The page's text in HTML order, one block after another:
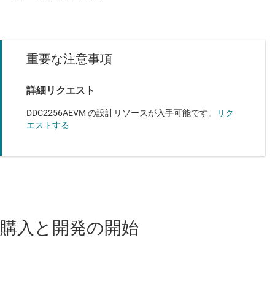
のモードと機能を簡単に制御可能
DS10BR254— 1.5Gbps、1:4 LVDS リピータ
SN65LVDS4— 500Mbps LVDS シングル、高速レシーバ
重要な注意事項
詳細リクエスト
DDC2256AEVM の設計リソースが入手可能です。
リク
エストする
購入と開発の開始